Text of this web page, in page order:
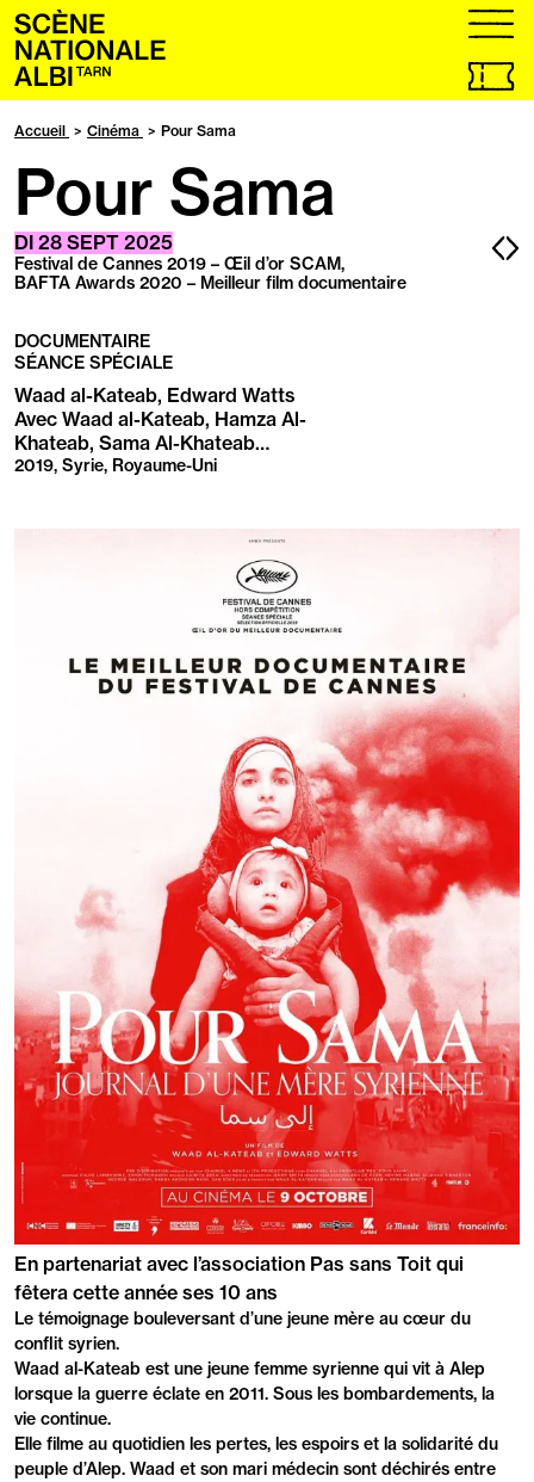
Accueil
Billetterie
en
onglet
menu
Accueil Cinéma Pour Sama
Pour Sama
DI 28 SEPT 2025
Festival de Cannes 2019 – Œil d’or SCAM,
BAFTA Awards 2020 – Meilleur film documentaire
DOCUMENTAIRE
SÉANCE SPÉCIALE
Waad al-Kateab, Edward Watts
Avec Waad al-Kateab, Hamza Al-
Khateab, Sama Al-Khateab…
2019, Syrie, Royaume-Uni
PRÉSENTATION
En partenariat avec l’association Pas sans Toit qui
fêtera cette année ses 10 ans
Le témoignage bouleversant d’une jeune mère au cœur du
conflit syrien.
Waad al-Kateab est une jeune femme syrienne qui vit à Alep
lorsque la guerre éclate en 2011. Sous les bombardements, la
vie continue.
Elle filme au quotidien les pertes, les espoirs et la solidarité du
peuple d’Alep. Waad et son mari médecin sont déchirés entre